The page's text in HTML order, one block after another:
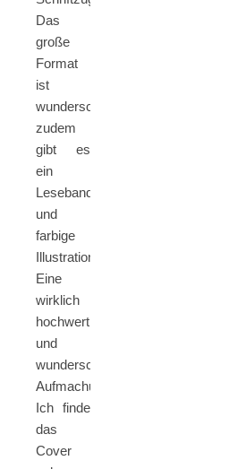
Das
große
Format
ist
wunderschön,
zudem
gibt es
ein
Leseband
und
farbige
Illustrationen.
Eine
wirklich
hochwertige
und
wunderschöne
Aufmachung.
Ich finde
das
Cover